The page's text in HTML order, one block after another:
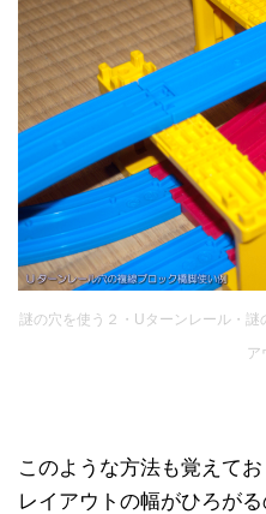
謎の穴を使う２・Uターンレール・
ア
このような方法も覚えてお
レイアウトの幅がひろが